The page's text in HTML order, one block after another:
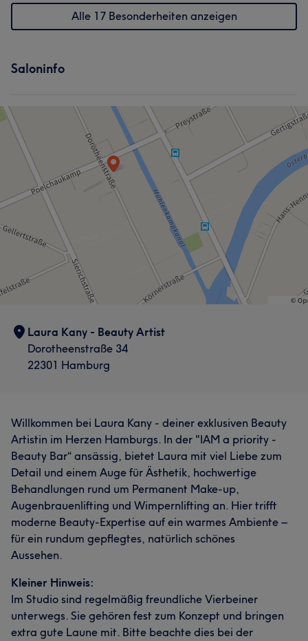
Alle 17 Besonderheiten anzeigen
Saloninfo
Laura Kany - Beauty Artist
Dorotheenstraße 34
22301 Hamburg
Willkommen bei Laura Kany - deiner exklusiven Beauty
Artistin im Herzen Hamburgs. In der "IAM a priority -
Beauty Bar“ ansässig, bietet Laura mit viel Liebe zum
Detail und einem Auge für Ästhetik, hochwertige
Behandlungen rund um Permanent Make-up,
Augenbrauenlifting und Wimpernlifting an. Hier trifft
moderne Beauty-Expertise auf ein warmes Ambiente –
für ein rundum gepflegtes, natürlich schönes
Aussehen.
Kleiner Hinweis:
Im Studio sind regelmäßig freundliche Vierbeiner
unterwegs. Sie gehören fest zum Konzept und bringen
extra gute Laune mit. Bitte beachte dies bei der